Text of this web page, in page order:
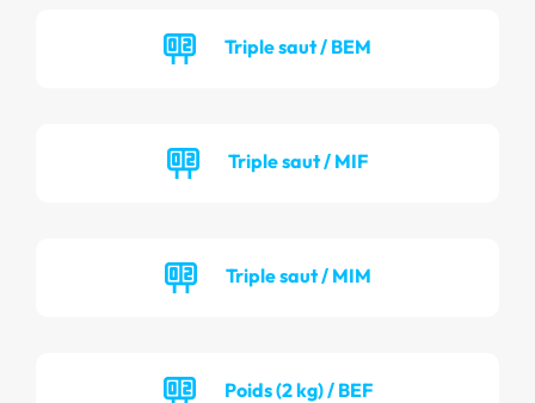
Triple saut / BEM
Triple saut / MIF
Triple saut / MIM
Poids (2 kg) / BEF